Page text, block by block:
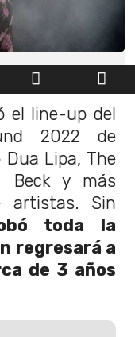
el line-up del
2022 de
Dua Lipa, The
Beck y más
artistas. Sin
toda la
regresará a
de 3 años